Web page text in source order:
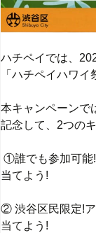
ハチペイでは、
「ハチペイハワ
本キャンペーンで
記念して、2つの
①誰でも参加可能
当てよう!
② 渋谷区民限定!
当てよう!